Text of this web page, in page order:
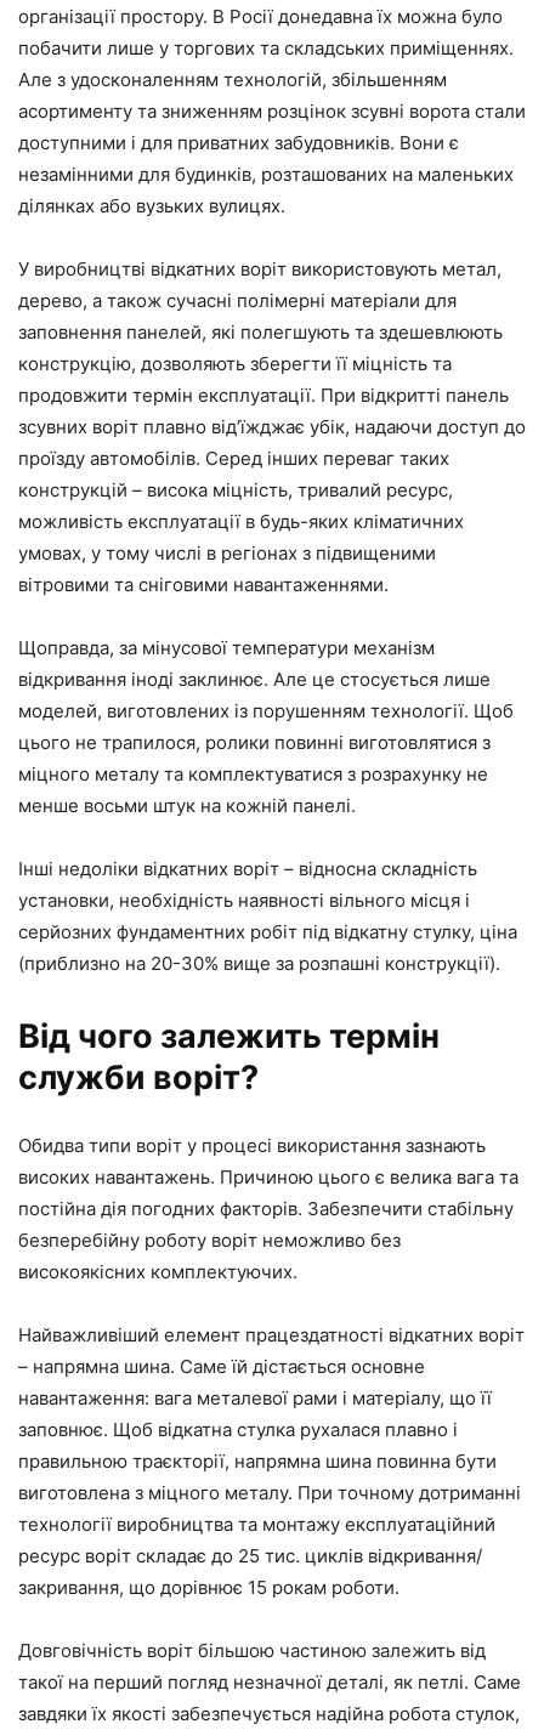
організації простору. В Росії донедавна їх можна було
побачити лише у торгових та складських приміщеннях.
Але з удосконаленням технологій, збільшенням
асортименту та зниженням розцінок зсувні ворота стали
доступними і для приватних забудовників. Вони є
незамінними для будинків, розташованих на маленьких
ділянках або вузьких вулицях.
У виробництві відкатних воріт використовують метал,
дерево, а також сучасні полімерні матеріали для
заповнення панелей, які полегшують та здешевлюють
конструкцію, дозволяють зберегти її міцність та
продовжити термін експлуатації. При відкритті панель
зсувних воріт плавно від’їжджає убік, надаючи доступ до
проїзду автомобілів. Серед інших переваг таких
конструкцій – висока міцність, тривалий ресурс,
можливість експлуатації в будь-яких кліматичних
умовах, у тому числі в регіонах з підвищеними
вітровими та сніговими навантаженнями.
Щоправда, за мінусової температури механізм
відкривання іноді заклинює. Але це стосується лише
моделей, виготовлених із порушенням технології. Щоб
цього не трапилося, ролики повинні виготовлятися з
міцного металу та комплектуватися з розрахунку не
менше восьми штук на кожній панелі.
Інші недоліки відкатних воріт – відносна складність
установки, необхідність наявності вільного місця і
серйозних фундаментних робіт під відкатну стулку, ціна
(приблизно на 20-30% вище за розпашні конструкції).
Від чого залежить термін
служби воріт?
Обидва типи воріт у процесі використання зазнають
високих навантажень. Причиною цього є велика вага та
постійна дія погодних факторів. Забезпечити стабільну
безперебійну роботу воріт неможливо без
високоякісних комплектуючих.
Найважливіший елемент працездатності відкатних воріт
– напрямна шина. Саме їй дістається основне
навантаження: вага металевої рами і матеріалу, що її
заповнює. Щоб відкатна стулка рухалася плавно і
правильною траєкторії, напрямна шина повинна бути
виготовлена ​​з міцного металу. При точному дотриманні
технології виробництва та монтажу експлуатаційний
ресурс воріт складає до 25 тис. циклів відкривання/
закривання, що дорівнює 15 рокам роботи.
Довговічність воріт більшою частиною залежить від
такої на перший погляд незначної деталі, як петлі. Саме
завдяки їх якості забезпечується надійна робота стулок,